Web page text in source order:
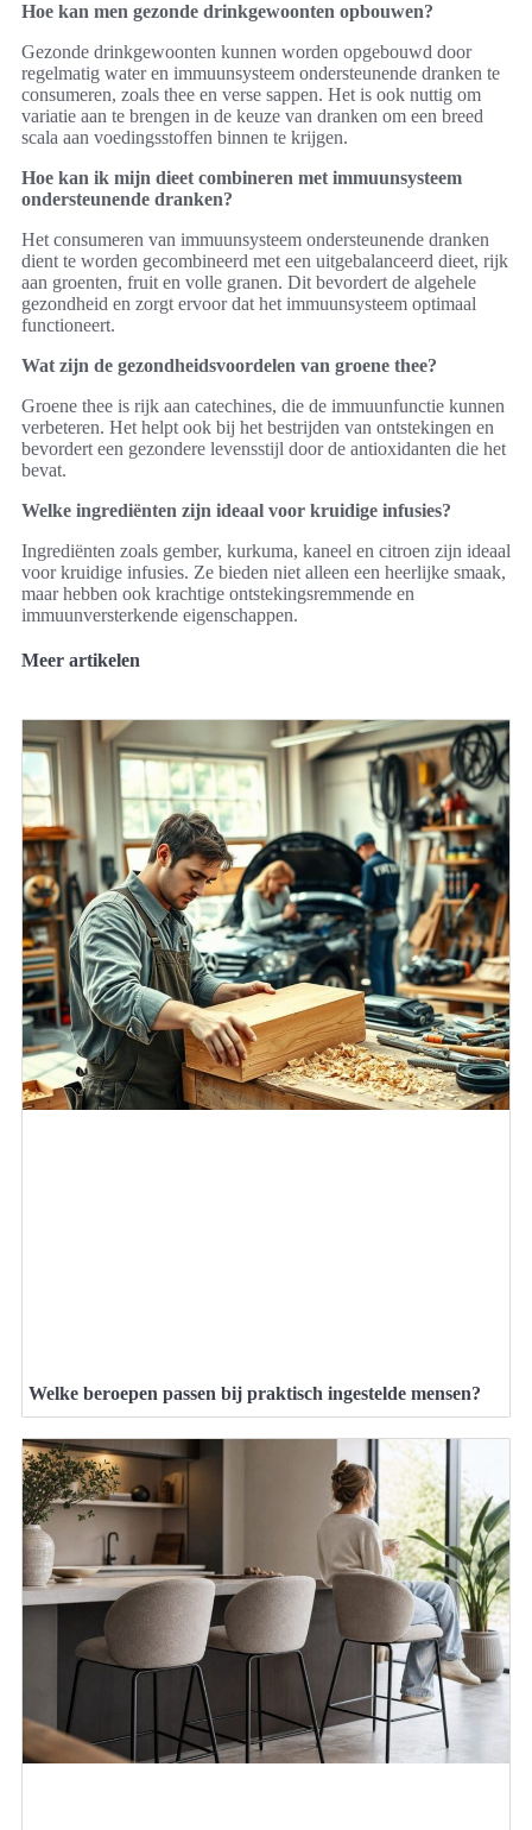
Hoe kan men gezonde drinkgewoonten opbouwen?
Gezonde drinkgewoonten kunnen worden opgebouwd door
regelmatig water en immuunsysteem ondersteunende dranken te
consumeren, zoals thee en verse sappen. Het is ook nuttig om
variatie aan te brengen in de keuze van dranken om een breed
scala aan voedingsstoffen binnen te krijgen.
Hoe kan ik mijn dieet combineren met immuunsysteem
ondersteunende dranken?
Het consumeren van immuunsysteem ondersteunende dranken
dient te worden gecombineerd met een uitgebalanceerd dieet, rijk
aan groenten, fruit en volle granen. Dit bevordert de algehele
gezondheid en zorgt ervoor dat het immuunsysteem optimaal
functioneert.
Wat zijn de gezondheidsvoordelen van groene thee?
Groene thee is rijk aan catechines, die de immuunfunctie kunnen
verbeteren. Het helpt ook bij het bestrijden van ontstekingen en
bevordert een gezondere levensstijl door de antioxidanten die het
bevat.
Welke ingrediënten zijn ideaal voor kruidige infusies?
Ingrediënten zoals gember, kurkuma, kaneel en citroen zijn ideaal
voor kruidige infusies. Ze bieden niet alleen een heerlijke smaak,
maar hebben ook krachtige ontstekingsremmende en
immuunversterkende eigenschappen.
Meer artikelen
Welke beroepen passen bij praktisch ingestelde mensen?